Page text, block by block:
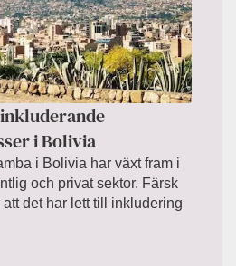
i Bolivia
i Bolivia har växt fram i
och privat sektor. Färsk
det har lett till inkludering